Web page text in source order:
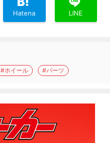
Hatena LINE
#ホイール #パーツ